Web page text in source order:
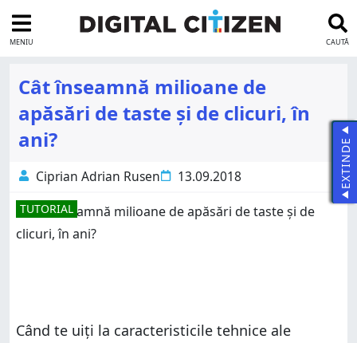
MENIU CAUTĂ
Cât înseamnă milioane de
apăsări de taste și de clicuri, în
ani?
Ciprian Adrian Rusen 13.09.2018
TUTORIAL
Când te uiți la caracteristicile tehnice ale
EXTINDE